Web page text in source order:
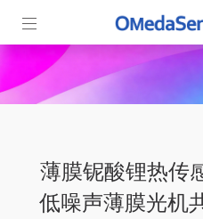
薄膜铌酸锂热传
低噪声薄膜光机